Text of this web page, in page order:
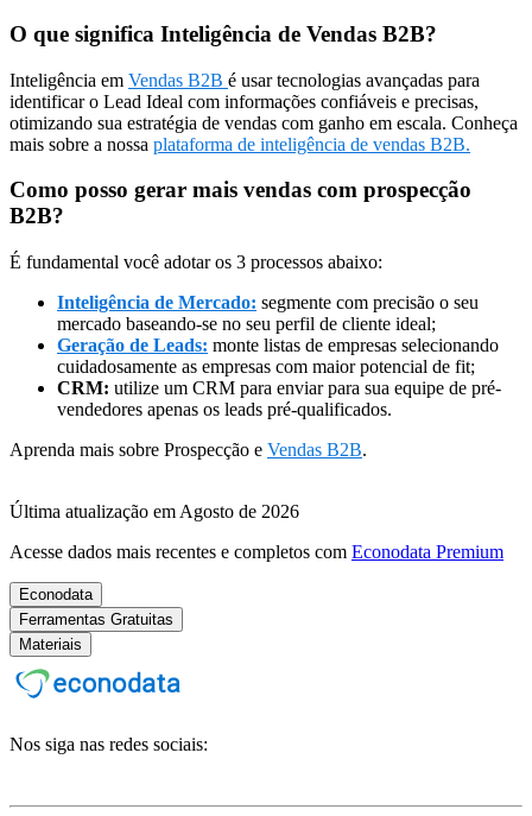
O que significa Inteligência de Vendas B2B?
Inteligência em Vendas B2B é usar tecnologias avançadas para
identificar o Lead Ideal com informações confiáveis e precisas,
otimizando sua estratégia de vendas com ganho em escala. Conheça
mais sobre a nossa plataforma de inteligência de vendas B2B.
Como posso gerar mais vendas com prospecção
B2B?
É fundamental você adotar os 3 processos abaixo:
Inteligência de Mercado: segmente com precisão o seu
mercado baseando-se no seu perfil de cliente ideal;
Geração de Leads: monte listas de empresas selecionando
cuidadosamente as empresas com maior potencial de fit;
CRM: utilize um CRM para enviar para sua equipe de pré-
vendedores apenas os leads pré-qualificados.
Aprenda mais sobre Prospecção e Vendas B2B.
Última atualização em Agosto de 2026
Acesse dados mais recentes e completos com Econodata Premium
Econodata
Ferramentas Gratuitas
Materiais
Nos siga nas redes sociais: